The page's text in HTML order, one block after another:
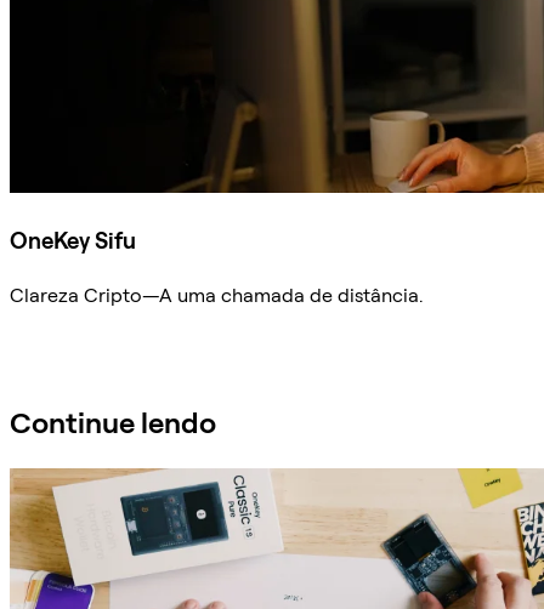
OneKey Sifu
Clareza Cripto—A uma chamada de distância.
Continue lendo